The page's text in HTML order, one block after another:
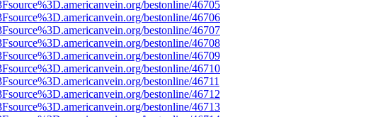
bestonline/46705
bestonline/46706
bestonline/46707
bestonline/46708
bestonline/46709
bestonline/46710
bestonline/46711
bestonline/46712
bestonline/46713